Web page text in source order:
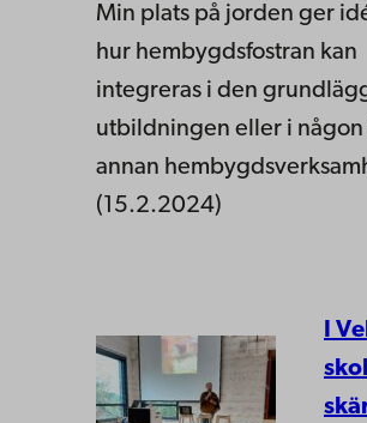
Min plats på jorden ger
hur hembygdsfostran kan
integreras i den
utbildningen eller i någon
annan
(15.2.2024)
I